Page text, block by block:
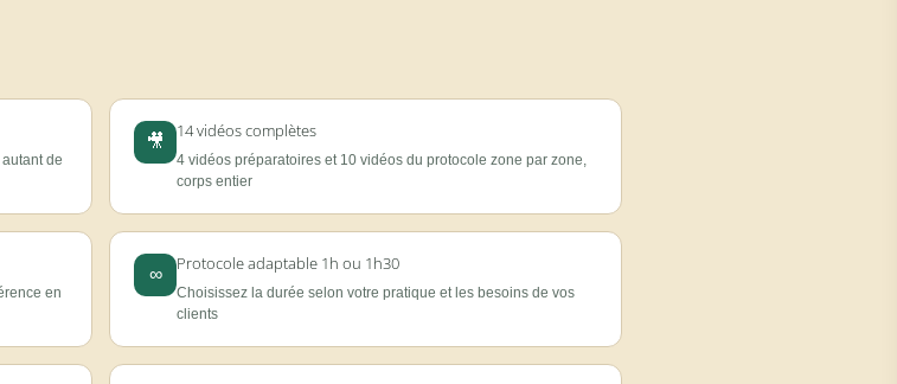
de
🎥
14 vidéos complètes
4 vidéos préparatoires et 10 vidéos du protocole zone par zone,
corps entier
en
∞
Protocole adaptable 1h ou 1h30
Choisissez la durée selon votre pratique et les besoins de vos
clients